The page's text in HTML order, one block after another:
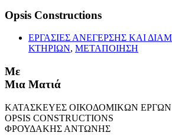
Opsis Constructions
ΕΡΓΑΣΙΕΣ ΑΝΕΓΕΡΣΗΣ ΚΑΙ
ΚΤΗΡΙΩΝ, ΜΕΤΑΠΟΙΗΣΗ
Με
Μια Ματιά
ΚΑΤΑΣΚΕΥΕΣ ΟΙΚΟΔΟΜΙΚΩΝ ΕΡΓΩΝ
OPSIS CONSTRUCTIONS
ΦΡΟΥΔΑΚΗΣ ΑΝΤΩΝΗΣ